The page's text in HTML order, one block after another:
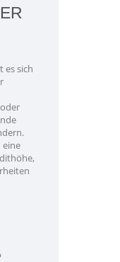
es sich
eine